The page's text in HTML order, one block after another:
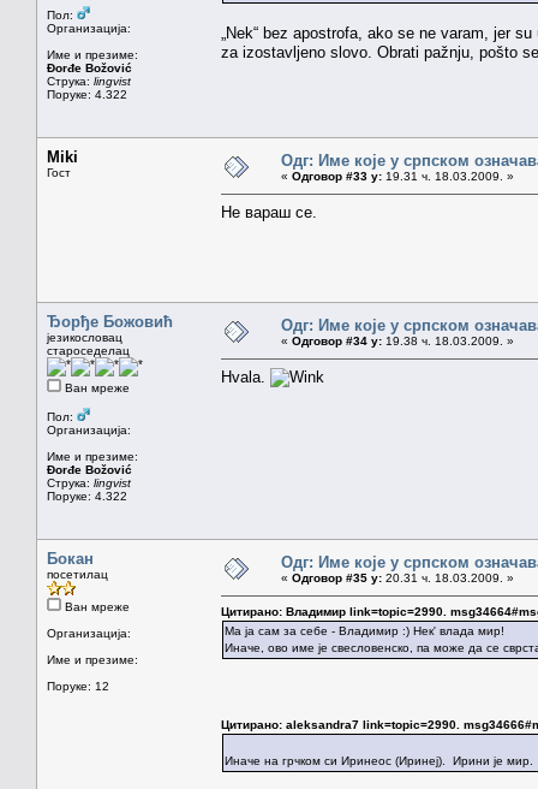
Пол:
Организација:
Име и презиме:
Đorđe Božović
Струка: lingvist
Поруке: 4.322
„Nek“ bez apostrofa, ako se ne varam, jer
za izostavljeno slovo. Obrati pažnju, pošto
Miki
Гост
Одг: Име које у српском
« Одговор #33 у: 19.31 ч. 18.03.2009. »
Не вараш се.
Ђорђе Божовић
језикословац
староседелац
Ван мреже
Пол:
Организација:
Име и презиме:
Đorđe Božović
Струка: lingvist
Поруке: 4.322
Одг: Име које у српском
« Одговор #34 у: 19.38 ч. 18.03.2009. »
Hvala.
Бокан
посетилац
Ван мреже
Организација:
Име и презиме:
Поруке: 12
Одг: Име које у српском
« Одговор #35 у: 20.31 ч. 18.03.2009. »
Цитирано: Владимир link=topic=2990.
Ма ја сам за себе - Владимир :) Нек' влада мир!
Иначе, ово име је свесловенско, па може да се
Цитирано: aleksandra7 link=topic=2990.
Иначе на грчком си Иринеос (Иринеј). Ирини је мир.